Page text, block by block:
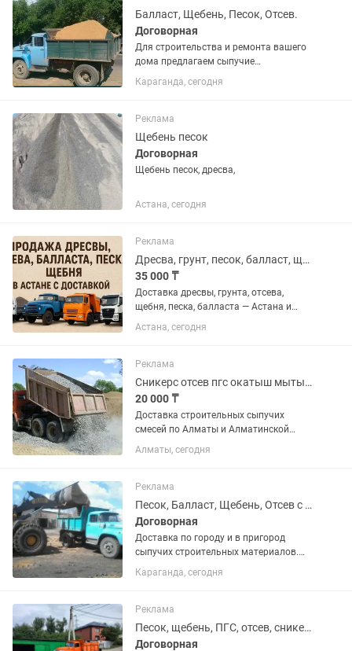
Балласт, Щебень, Песок, Отсев.
Договорная
Для строительства и ремонта вашего
дома предлагаем сыпучие
строительные материалы : Балласт
речной мытый, Песок штукатурный
Отсев. Доставляем по городу и в...
Караганда, сегодня
Реклама
Щебень песок
Договорная
Щебень песок, дресва,
Астана, сегодня
Реклама
Дресва, грунт, песок, балласт, щебень
35 000 ₸
Доставка дресвы, грунта, отсева,
щебня, песка, балласта — Астана и
пригород. Поставляем строительные
материалы по городу и в близлежащие
и организациями. Быстро,...
Астана, сегодня
Реклама
Сникерс отсев пгс окатыш мытый песок бархан Балласт камень гпс отсев
20 000 ₸
Доставка строительных сыпучих
смесей по Алматы и Алматинской
области 1. Песок (обогащенный и
барханный) 2. Щебень (мелкий,
(песчано-гравийная смесь) 5. Балласт
6....
Алматы, сегодня
Реклама
Песок, Балласт, Щебень, Отсев с доставкой.
Договорная
Доставка по городу и в пригород
сыпучих строительных материалов.
Песок карьерный штукатурный,
Балласт речной мытый, Щебень
Осуществляем доставку на а.м. ЗИЛ
от3.0 до 6.0...
Караганда, сегодня
Реклама
Песок, щебень, ПГС, отсев, сникерс.Вывоз строй мусора ,погрузка.
Договорная